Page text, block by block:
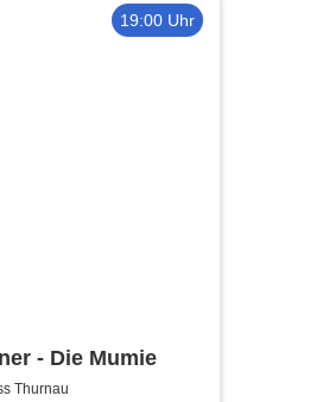
19:00 Uhr
- Die Mumie
Thurnau